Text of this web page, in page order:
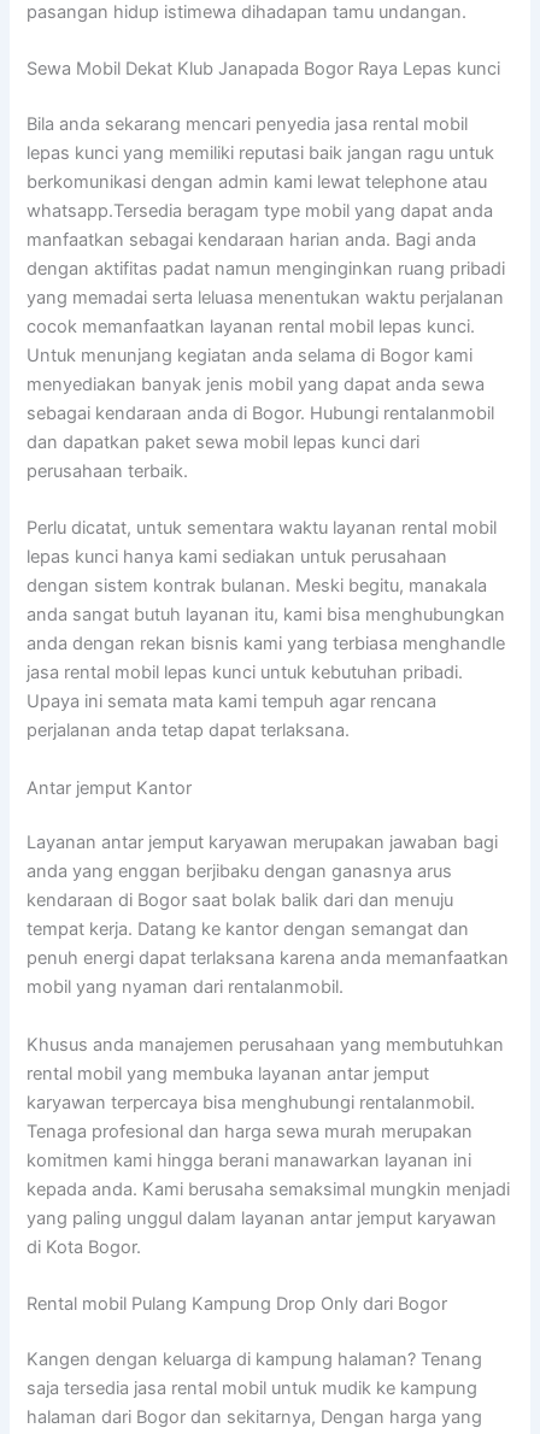
pasangan hidup istimewa dihadapan tamu undangan.
Sewa Mobil Dekat Klub Janapada Bogor Raya Lepas kunci
Bila anda sekarang mencari penyedia jasa rental mobil
lepas kunci yang memiliki reputasi baik jangan ragu untuk
berkomunikasi dengan admin kami lewat telephone atau
whatsapp.Tersedia beragam type mobil yang dapat anda
manfaatkan sebagai kendaraan harian anda. Bagi anda
dengan aktifitas padat namun menginginkan ruang pribadi
yang memadai serta leluasa menentukan waktu perjalanan
cocok memanfaatkan layanan rental mobil lepas kunci.
Untuk menunjang kegiatan anda selama di Bogor kami
menyediakan banyak jenis mobil yang dapat anda sewa
sebagai kendaraan anda di Bogor. Hubungi rentalanmobil
dan dapatkan paket sewa mobil lepas kunci dari
perusahaan terbaik.
Perlu dicatat, untuk sementara waktu layanan rental mobil
lepas kunci hanya kami sediakan untuk perusahaan
dengan sistem kontrak bulanan. Meski begitu, manakala
anda sangat butuh layanan itu, kami bisa menghubungkan
anda dengan rekan bisnis kami yang terbiasa menghandle
jasa rental mobil lepas kunci untuk kebutuhan pribadi.
Upaya ini semata mata kami tempuh agar rencana
perjalanan anda tetap dapat terlaksana.
Antar jemput Kantor
Layanan antar jemput karyawan merupakan jawaban bagi
anda yang enggan berjibaku dengan ganasnya arus
kendaraan di Bogor saat bolak balik dari dan menuju
tempat kerja. Datang ke kantor dengan semangat dan
penuh energi dapat terlaksana karena anda memanfaatkan
mobil yang nyaman dari rentalanmobil.
Khusus anda manajemen perusahaan yang membutuhkan
rental mobil yang membuka layanan antar jemput
karyawan terpercaya bisa menghubungi rentalanmobil.
Tenaga profesional dan harga sewa murah merupakan
komitmen kami hingga berani manawarkan layanan ini
kepada anda. Kami berusaha semaksimal mungkin menjadi
yang paling unggul dalam layanan antar jemput karyawan
di Kota Bogor.
Rental mobil Pulang Kampung Drop Only dari Bogor
Kangen dengan keluarga di kampung halaman? Tenang
saja tersedia jasa rental mobil untuk mudik ke kampung
halaman dari Bogor dan sekitarnya, Dengan harga yang